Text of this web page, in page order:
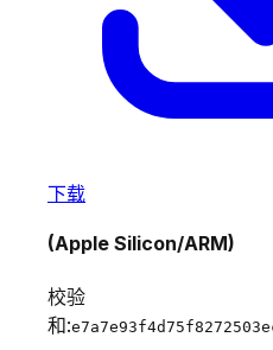
下载
(Apple Silicon/ARM)
校验
和: